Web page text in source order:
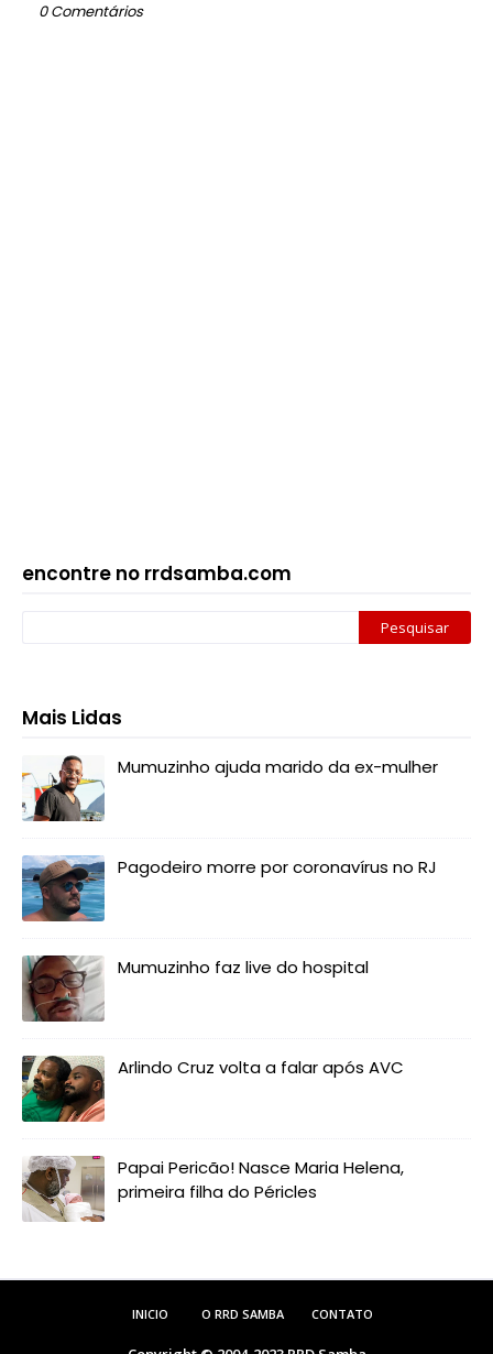
0 Comentários
encontre no rrdsamba.com
Mais Lidas
Mumuzinho ajuda marido da ex-mulher
Pagodeiro morre por coronavírus no RJ
Mumuzinho faz live do hospital
Arlindo Cruz volta a falar após AVC
Papai Pericão! Nasce Maria Helena,
primeira filha do Péricles
INICIO O RRD SAMBA CONTATO